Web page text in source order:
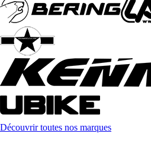
Découvrir toutes nos marques